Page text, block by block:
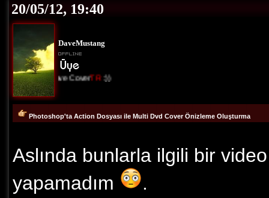
20/05/12, 19:40
DaveMustang
I Love CoverTR:))
Photoshop'ta Action Dosyası ile Multi Dvd Cover Önizleme Oluşturma
Aslında bunlarla ilgili bir
yapamadım
.